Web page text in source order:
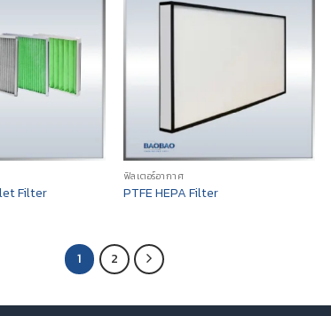
Filter
ฟิลเตอร์อากาศ
PTFE HEPA Filter
1 2